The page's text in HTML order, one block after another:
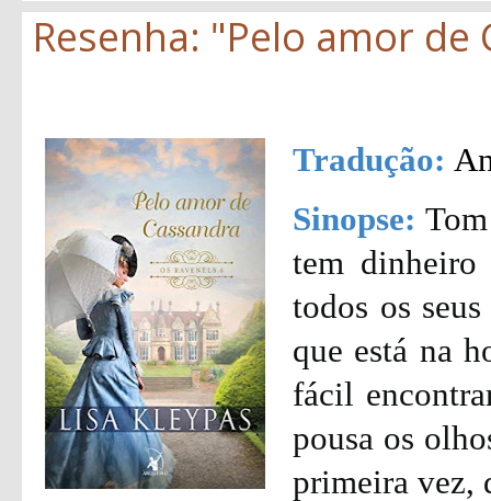
Resenha: "Pelo amor de
Tradução:
Sinopse:
tem dinheiro
todos os
que está na
fácil
pousa os
primeira vez,